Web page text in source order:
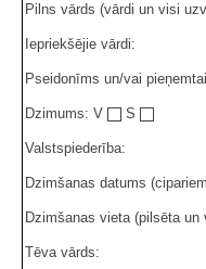
Pilns vārds (vārdi un visi
Iepriekšējie vārdi:
Pseidonīms un/vai
Dzimums: V S
Valstspiederība:
Dzimšanas datums
Dzimšanas vieta (pilsēta un
Tēva vārds: